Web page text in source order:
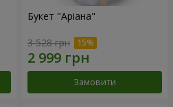
Букет "Аріана"
3 528 грн
Замовити